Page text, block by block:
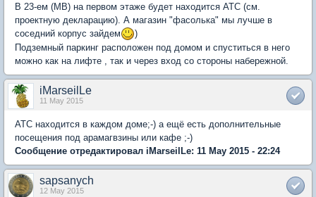
В 23-ем (МВ) на первом этаже будет находится АТС (см.
проектную декларацию). А магазин "фасолька" мы лучше в
соседний корпус зайдем
)
Подземный паркинг расположен под домом и спуститься в него
можно как на лифте , так и через вход со стороны набережной.
iMarseilLe
11 May 2015
АТС находится в каждом доме;-) а ещё есть дополнительные
посещения под арамагвзины или кафе ;-)
Сообщение отредактировал iMarseilLe: 11 May 2015 - 22:24
sapsanych
12 May 2015